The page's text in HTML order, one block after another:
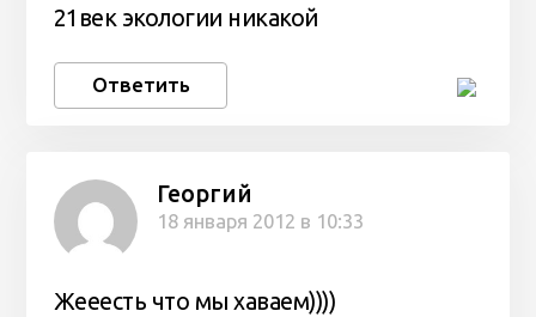
21век экологии никакой
Ответить
Георгий
18 января 2012 в 10:33
Жееесть что мы хаваем))))